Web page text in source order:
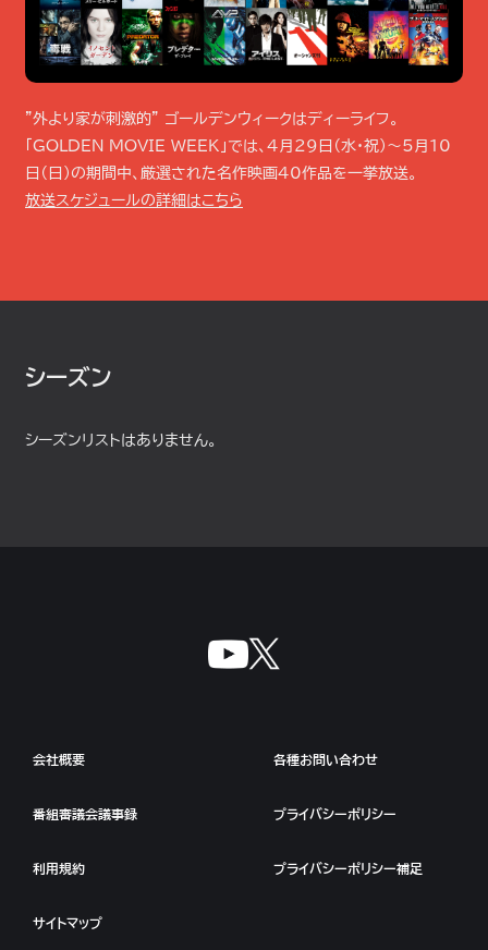
”外より家が刺激的” ゴールデンウィークはディーライフ。
「GOLDEN MOVIE WEEK」では、4月29日（水・祝）～5月10
日（日）の期間中、厳選された名作映画40作品を一挙放送。
放送スケジュールの詳細はこちら
シーズン
シーズンリストはありません。
会社概要 各種お問い合わせ
番組審議会議事録 プライバシーポリシー
利用規約 プライバシーポリシー補足
サイトマップ